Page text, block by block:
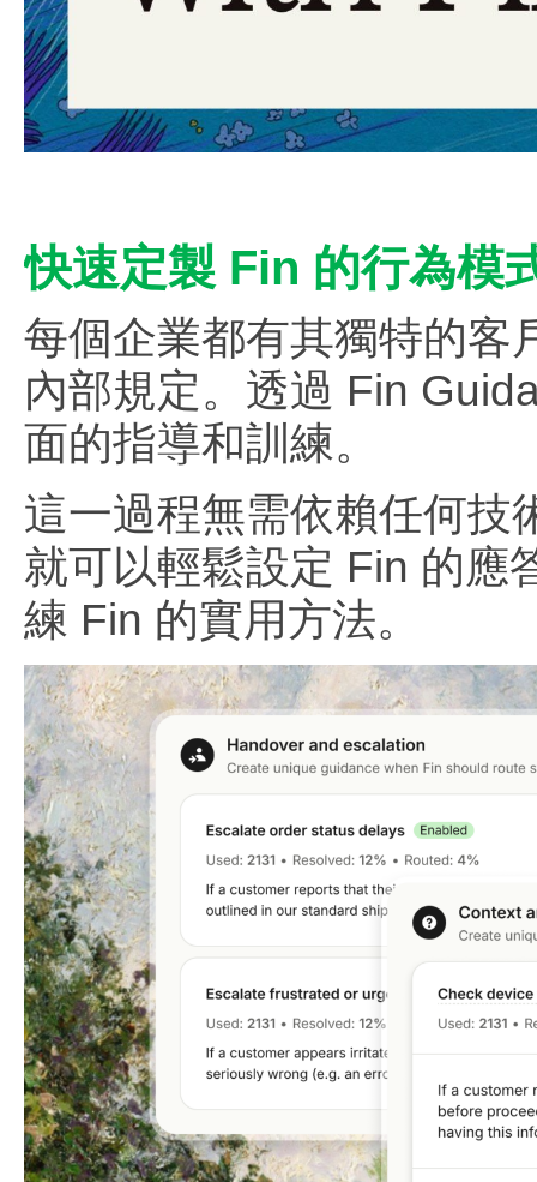
快速定製 Fin 的行為模
每個企業都有其獨特的客
內部規定。透過 Fin
面的指導和訓練。
這一過程無需依賴任何技
就可以輕鬆設定 Fin 的應
練 Fin 的實用方法。